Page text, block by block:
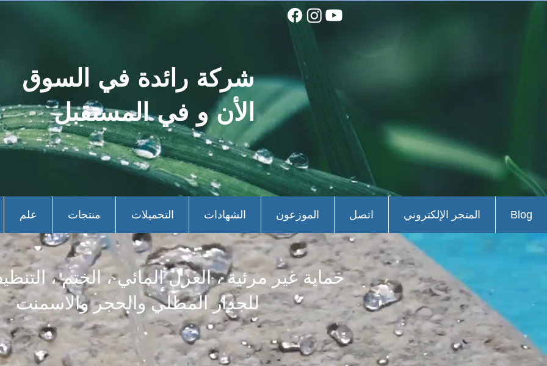
شركة رائدة في السوق
الأن و في المستقبل
حماية غير مرئية ، العزل المائي ، الختم ،
للجدار المطلي والحجر والاسمنت
علم منتجات التحميلات الشهادات الموزعون اتصل المتجر الإلكتروني Blog